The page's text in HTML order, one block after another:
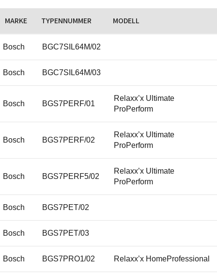
MARKE TYPENNUMMER MODELL
Bosch BGC7SIL64M/02
Bosch BGC7SIL64M/03
Bosch BGS7PERF/01
Relaxx’x Ultimate
ProPerform
Bosch BGS7PERF/02
Relaxx’x Ultimate
ProPerform
Bosch BGS7PERF5/02
Relaxx’x Ultimate
ProPerform
Bosch BGS7PET/02
Bosch BGS7PET/03
Bosch BGS7PRO1/02 Relaxx’x HomeProfessional